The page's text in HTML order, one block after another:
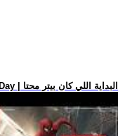
.. فيلم Spider-Man: Brand New Day | البداية اللي كان بيتر محتا